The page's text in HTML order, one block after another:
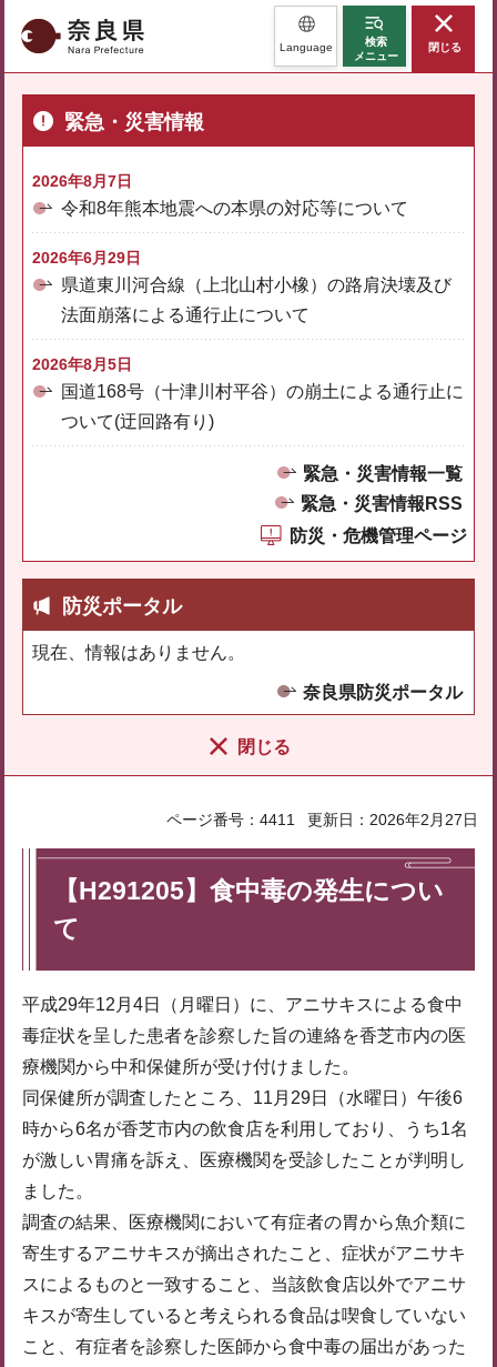
奈良県 Language
検索
メニュー
閉じる
緊急・災害情報
2026年8月7日
令和8年熊本地震への本県の対応等について
2026年6月29日
県道東川河合線（上北山村小橡）の路肩決壊及び
法面崩落による通行止について
2026年8月5日
国道168号（十津川村平谷）の崩土による通行止に
ついて(迂回路有り)
緊急・災害情報一覧
緊急・災害情報RSS
防災・危機管理ページ
防災ポータル
現在、情報はありません。
奈良県防災ポータル
閉じる
ページ番号：4411 更新日：2026年2月27日
【H291205】食中毒の発生につい
て
平成29年12月4日（月曜日）に、アニサキスによる食中
毒症状を呈した患者を診察した旨の連絡を香芝市内の医
療機関から中和保健所が受け付けました。
同保健所が調査したところ、11月29日（水曜日）午後6
時から6名が香芝市内の飲食店を利用しており、うち1名
が激しい胃痛を訴え、医療機関を受診したことが判明し
ました。
調査の結果、医療機関において有症者の胃から魚介類に
寄生するアニサキスが摘出されたこと、症状がアニサキ
スによるものと一致すること、当該飲食店以外でアニサ
キスが寄生していると考えられる食品は喫食していない
こと、有症者を診察した医師から食中毒の届出があった